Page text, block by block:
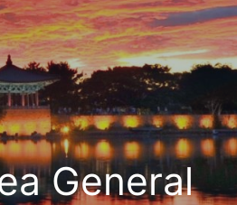
General